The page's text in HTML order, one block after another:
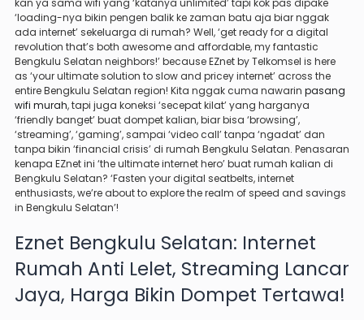
kan ya sama wifi yang ‘katanya unlimited’ tapi kok pas dipake
‘loading-nya bikin pengen balik ke zaman batu aja biar nggak
ada internet’ sekeluarga di rumah? Well, ‘get ready for a digital
revolution that’s both awesome and affordable, my fantastic
Bengkulu Selatan neighbors!’ because EZnet by Telkomsel is here
as ‘your ultimate solution to slow and pricey internet’ across the
entire Bengkulu Selatan region! Kita nggak cuma nawarin pasang
wifi murah, tapi juga koneksi ‘secepat kilat’ yang harganya
‘friendly banget’ buat dompet kalian, biar bisa ‘browsing’,
‘streaming’, ‘gaming’, sampai ‘video call’ tanpa ‘ngadat’ dan
tanpa bikin ‘financial crisis’ di rumah Bengkulu Selatan. Penasaran
kenapa EZnet ini ‘the ultimate internet hero’ buat rumah kalian di
Bengkulu Selatan? ‘Fasten your digital seatbelts, internet
enthusiasts, we’re about to explore the realm of speed and savings
in Bengkulu Selatan’!
Eznet Bengkulu Selatan: Internet
Rumah Anti Lelet, Streaming Lancar
Jaya, Harga Bikin Dompet Tertawa!